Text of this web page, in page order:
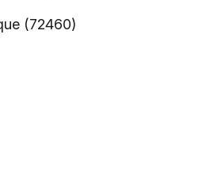
(72460)